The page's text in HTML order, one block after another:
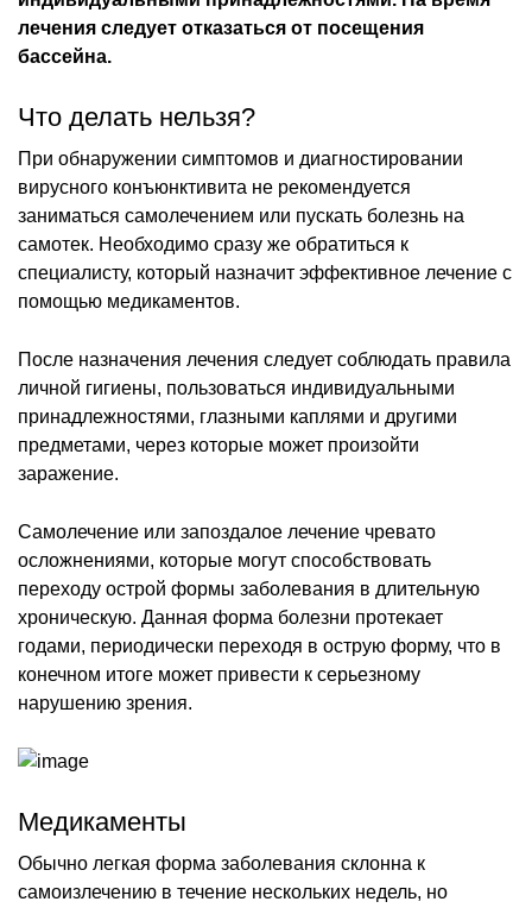
лечения следует отказаться от посещения
бассейна.
Что делать нельзя?
При обнаружении симптомов и диагностировании
вирусного конъюнктивита не рекомендуется
заниматься самолечением или пускать болезнь на
самотек. Необходимо сразу же обратиться к
специалисту, который назначит эффективное лечение с
помощью медикаментов.
После назначения лечения следует соблюдать правила
личной гигиены, пользоваться индивидуальными
принадлежностями, глазными каплями и другими
предметами, через которые может произойти
заражение.
Самолечение или запоздалое лечение чревато
осложнениями, которые могут способствовать
переходу острой формы заболевания в длительную
хроническую. Данная форма болезни протекает
годами, периодически переходя в острую форму, что в
конечном итоге может привести к серьезному
нарушению зрения.
Медикаменты
Обычно легкая форма заболевания склонна к
самоизлечению в течение нескольких недель, но